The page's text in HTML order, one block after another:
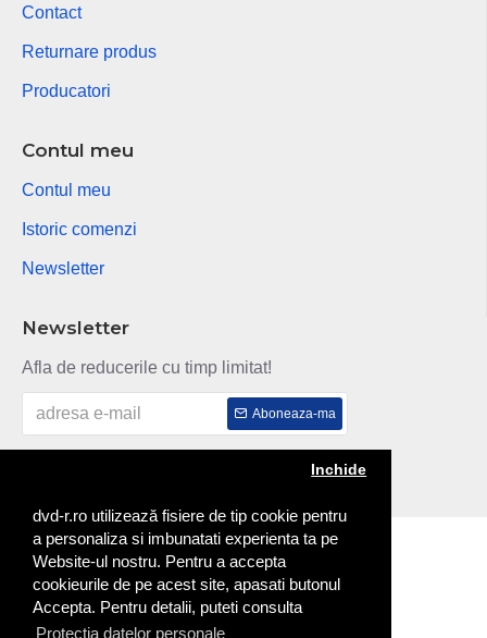
dvd-r.ro utilizează fisiere de tip cookie pentru
a personaliza si imbunatati experienta ta pe
Website-ul nostru. Pentru a accepta
cookieurile de pe acest site, apasati butonul
Accepta. Pentru detalii, puteti consulta
Protectia datelor personale
Inchide
Contact
Returnare produs
Producatori
Contul meu
Contul meu
Istoric comenzi
Newsletter
Newsletter
Afla de reducerile cu timp limitat!
Aboneaza-ma
Copyright © 2014